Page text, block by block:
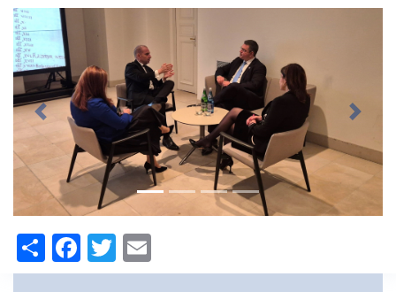
Previous Next
ShareFacebook
Twitter